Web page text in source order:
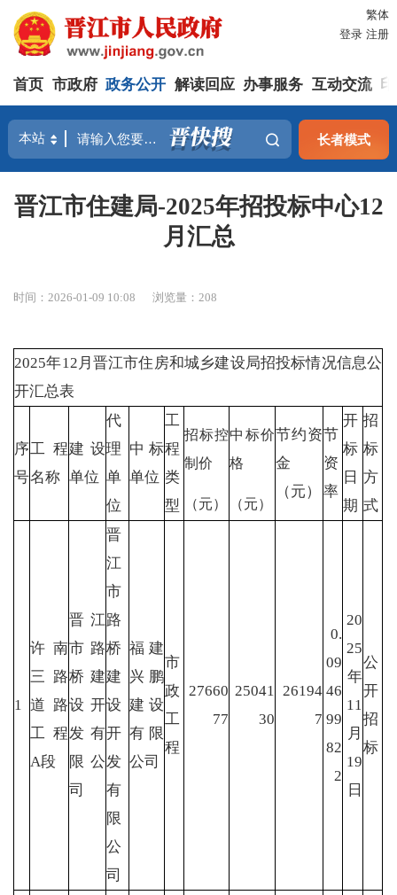
繁体
登录 注册
首页 市政府 政务公开 解读回应 办事服务 互动交流
长者模式
晋江市住建局-2025年招投标中心12
月汇总
时间：2026-01-09 10:08 浏览量：208
2025年12月晋江市住房和城乡建设局招投标情况信息公
开汇总表
序
号
工程
名称
建设
单位
代
理
单
位
中标
单位
工
程
类
型
招标控
制价
（元）
中标价
格
（元）
节约资
金
（元）
节
资
率
开
标
日
期
招
标
方
式
1
许南
三路
道路
工程
A段
晋江
市路
桥建
设开
发有
限公
司
晋
江
市
路
桥
建
设
开
发
有
限
公
司
福建
兴鹏
建设
有限
公司
市
政
工
程
27660
77
25041
30
26194
7
0.
09
46
99
82
2
20
25
年
11
月
19
日
公
开
招
标